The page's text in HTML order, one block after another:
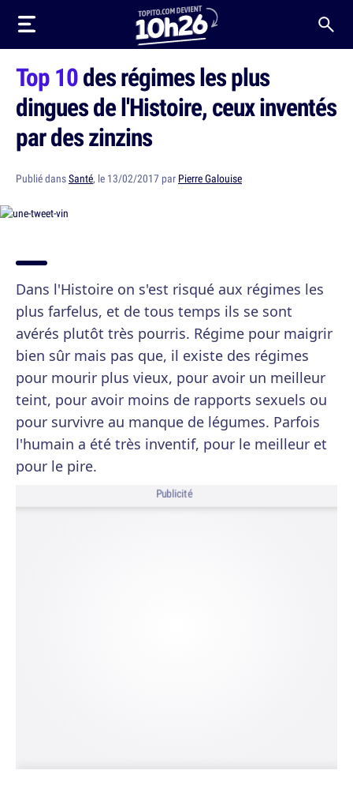
Top 10des régimes les plus
dingues de l'Histoire, ceux inventés
par des zinzins
Publié dansSanté, le 13/02/2017 par Pierre Galouise
Dans l'Histoire on s'est risqué aux régimes les
plus farfelus, et de tous temps ils se sont
avérés plutôt très pourris. Régime pour maigrir
bien sûr mais pas que, il existe des régimes
pour mourir plus vieux, pour avoir un meilleur
teint, pour avoir moins de rapports sexuels ou
pour survivre au manque de légumes. Parfois
l'humain a été très inventif, pour le meilleur et
pour le pire.
Publicité